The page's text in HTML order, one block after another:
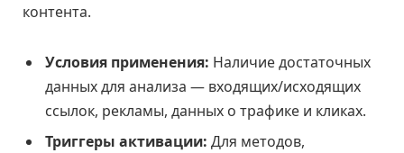
контента.
Условия применения: Наличие достаточных
данных для анализа — входящих/исходящих
ссылок, рекламы, данных о трафике и кликах.
Триггеры активации: Для методов,